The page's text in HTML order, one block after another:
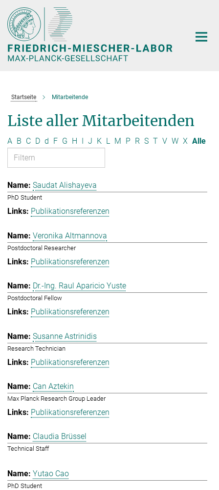
Hauptinhalt
Startseite Mitarbeitende
Liste aller Mitarbeitenden
A B C D d F G H I J K L M P R S T V W X Alle
Saudat Alishayeva
PhD Student
Publikationsreferenzen
Veronika Altmannova
Postdoctoral Researcher
Publikationsreferenzen
Dr.-Ing. Raul Aparicio Yuste
Postdoctoral Fellow
Publikationsreferenzen
Susanne Astrinidis
Research Technician
Publikationsreferenzen
Can Aztekin
Max Planck Research Group Leader
Publikationsreferenzen
Claudia Brüssel
Technical Staff
Yutao Cao
PhD Student